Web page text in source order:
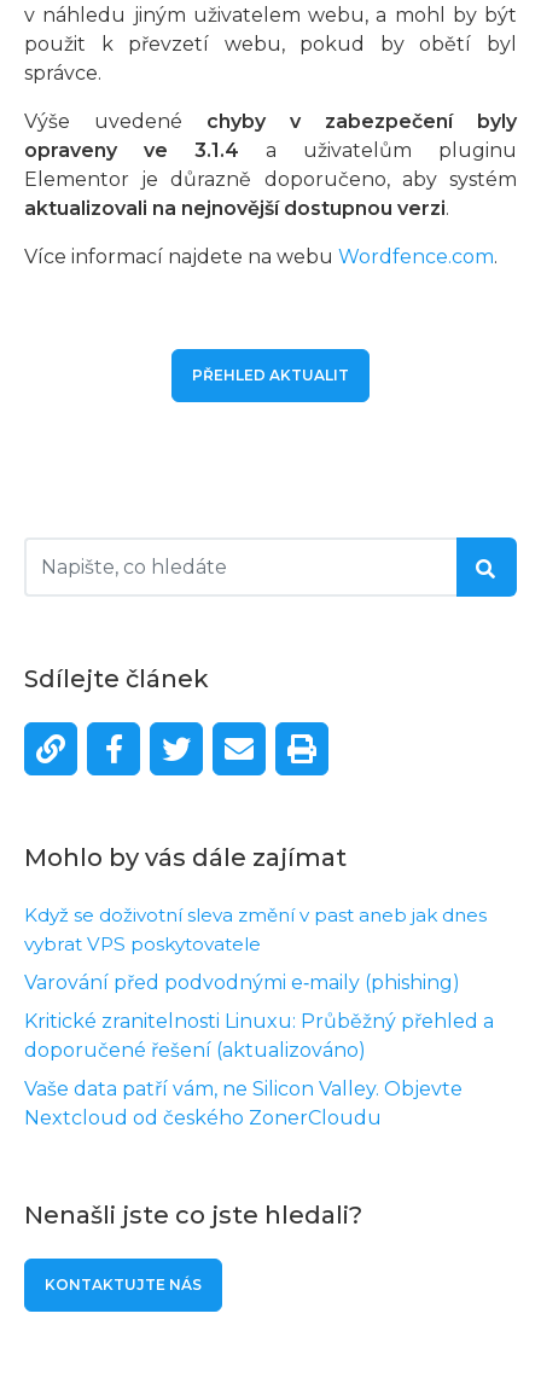
Sdílejte článek
Mohlo by vás dále zajímat
Když se doživotní sleva změní v past aneb jak dnes
vybrat VPS poskytovatele
Varování před podvodnými e‑maily (phishing)
Kritické zranitelnosti Linuxu: Průběžný přehled a
doporučené řešení (aktualizováno)
Vaše data patří vám, ne Silicon Valley. Objevte
Nextcloud od českého ZonerCloudu
Nenašli jste co jste hledali?
KONTAKTUJTE NÁS
v náhledu jiným uživatelem webu, a mohl by být
použit k převzetí webu, pokud by obětí byl
správce.
Výše uvedené chyby v zabezpečení byly
opraveny ve 3.1.4 a uživatelům pluginu
Elementor je důrazně doporučeno, aby systém
aktualizovali na nejnovější dostupnou verzi.
Více informací najdete na webu Wordfence.com.
PŘEHLED AKTUALIT